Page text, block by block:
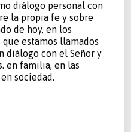
diálogo personal con
la propia fe y sobre
de hoy, en los
estamos llamados
diálogo con el Señor y
en familia, en las
sociedad.